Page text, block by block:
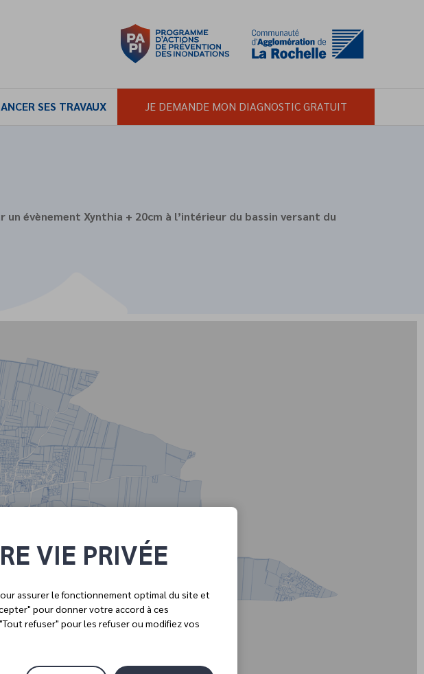
SES TRAVAUX JE DEMANDE MON DIAGNOSTIC GRATUIT
évènement Xynthia + 20cm à l’intérieur du bassin versant du
VIE PRIVÉE
assurer le fonctionnement optimal du site et
pour donner votre accord à ces
refuser" pour les refuser ou modifiez vos